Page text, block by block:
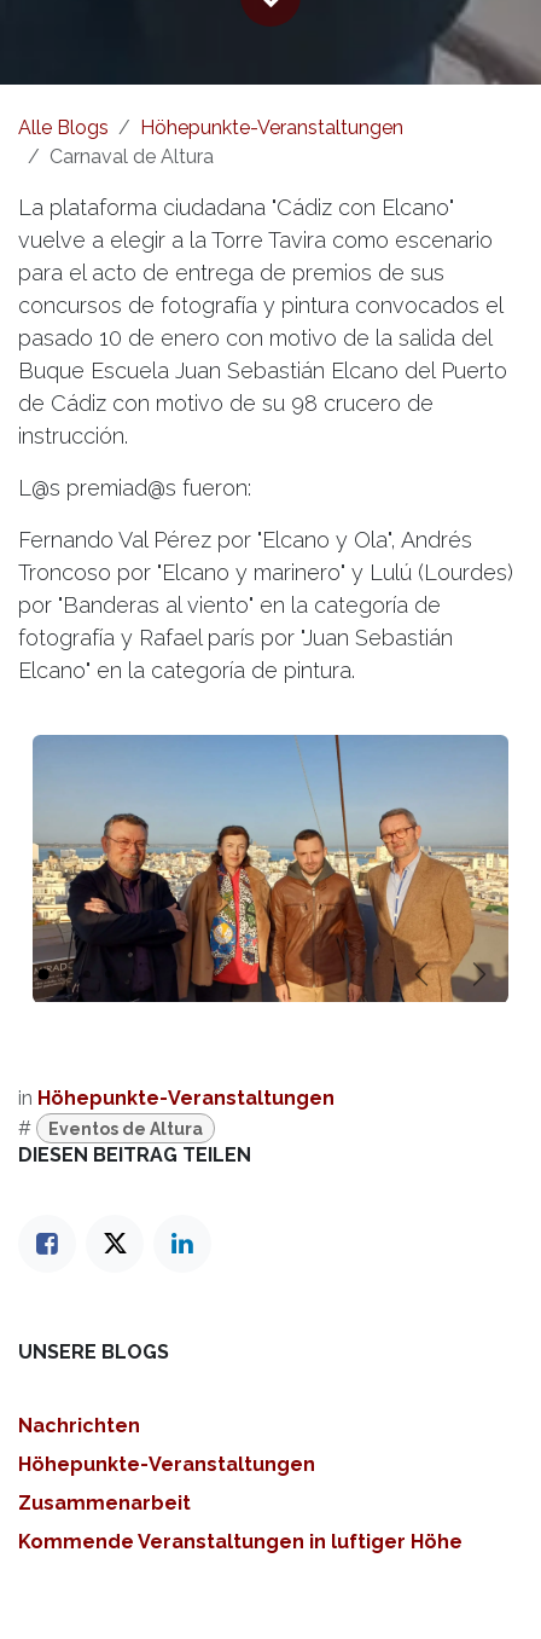
Alle Blogs
Höhepunkte-Veranstaltungen
Carnaval de Altura
La plataforma ciudadana "Cádiz con Elcano"
vuelve a elegir a la Torre Tavira como escenario
para el acto de entrega de premios de sus
concursos de fotografía y pintura convocados el
pasado 10 de enero con motivo de la salida del
Buque Escuela Juan Sebastián Elcano del Puerto
de Cádiz con motivo de su 98 crucero de
instrucción.
L@s premiad@s fueron:
Fernando Val Pérez por "Elcano y Ola", Andrés
Troncoso por "Elcano y marinero" y Lulú (Lourdes)
por "Banderas al viento" en la categoría de
fotografía y Rafael parís por "Juan Sebastián
Elcano" en la categoría de pintura.
Anterior
in Höhepunkte-Veranstaltungen
#
Eventos de Altura
DIESEN BEITRAG TEILEN
UNSERE BLOGS
Nachrichten
Höhepunkte-Veranstaltungen
Zusammenarbeit
Kommende Veranstaltungen in luftiger Höhe